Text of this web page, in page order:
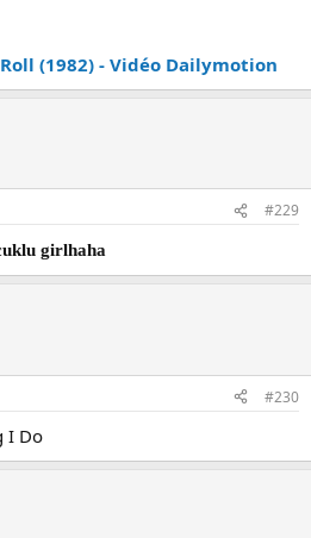
(1982) - Vidéo Dailymotion
#229
girlhaha
#230
I Do